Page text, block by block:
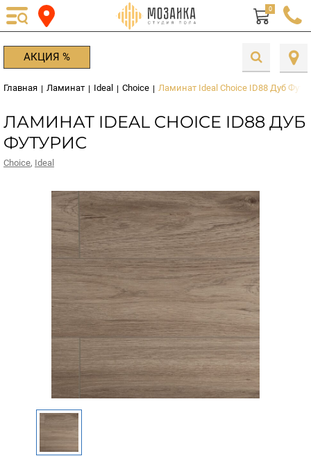
0
АКЦИЯ %
Главная | Ламинат | Ideal | Choice | Ламинат Ideal Choice ID88 Дуб
ЛАМИНАТ IDEAL CHOICE ID88 ДУБ
ФУТУРИС
Choice, Ideal